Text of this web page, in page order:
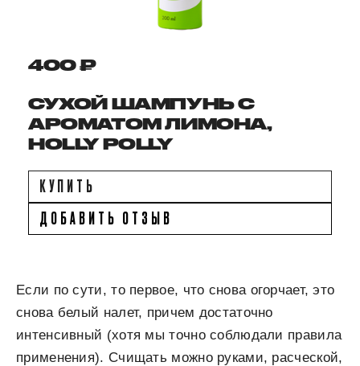
400 ₽
СУХОЙ ШАМПУНЬ C
АРОМАТОМ ЛИМОНА,
HOLLY POLLY
КУПИТЬ
ДОБАВИТЬ ОТЗЫВ
Если по сути, то первое, что снова огорчает, это
снова белый налет, причем достаточно
интенсивный (хотя мы точно соблюдали правила
применения). Счищать можно руками, расческой,